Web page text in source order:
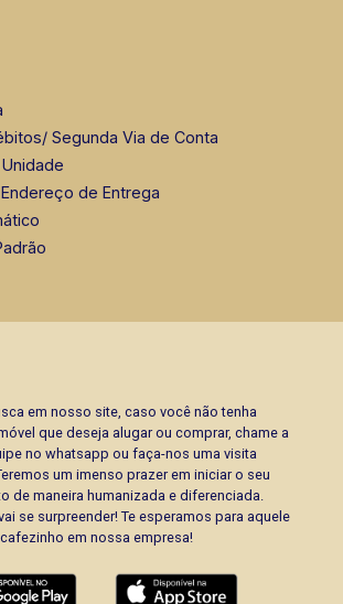
Segunda Via de Conta
de Entrega
em nosso site, caso você não tenha
que deseja alugar ou comprar, chame a
no whatsapp ou faça-nos uma visita
um imenso prazer em iniciar o seu
de maneira humanizada e diferenciada.
se surpreender! Te esperamos para aquele
cafezinho em nossa empresa!